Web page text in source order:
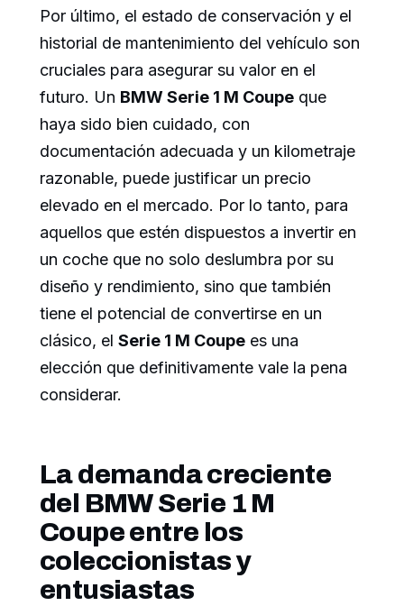
Por último, el estado de conservación y el
historial de mantenimiento del vehículo son
cruciales para asegurar su valor en el
futuro. Un BMW Serie 1 M Coupe que
haya sido bien cuidado, con
documentación adecuada y un kilometraje
razonable, puede justificar un precio
elevado en el mercado. Por lo tanto, para
aquellos que estén dispuestos a invertir en
un coche que no solo deslumbra por su
diseño y rendimiento, sino que también
tiene el potencial de convertirse en un
clásico, el Serie 1 M Coupe es una
elección que definitivamente vale la pena
considerar.
La demanda creciente
del BMW Serie 1 M
Coupe entre los
coleccionistas y
entusiastas